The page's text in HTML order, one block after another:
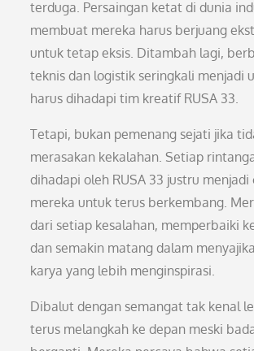
terduga. Persaingan ketat di dunia
membuat mereka harus berjuang
untuk tetap eksis. Ditambah lagi,
teknis dan logistik seringkali menjadi
harus dihadapi tim kreatif RUSA 33.
Tetapi, bukan pemenang sejati jika
merasakan kekalahan. Setiap
dihadapi oleh RUSA 33 justru
mereka untuk terus berkembang.
dari setiap kesalahan, memperbaiki
dan semakin matang dalam
karya yang lebih menginspirasi.
Dibalut dengan semangat tak kenal
terus melangkah ke depan meski